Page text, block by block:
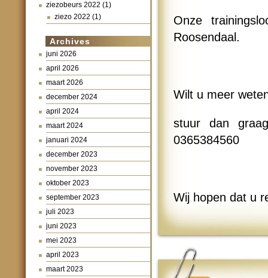
ziezobeurs 2022 (1)
ziezo 2022 (1)
Archives
juni 2026
april 2026
maart 2026
december 2024
april 2024
maart 2024
januari 2024
december 2023
november 2023
oktober 2023
september 2023
juli 2023
juni 2023
mei 2023
april 2023
maart 2023
Onze
Roosendaal.
Wilt u meer
stuur dan
0365384560
Wij hopen dat u